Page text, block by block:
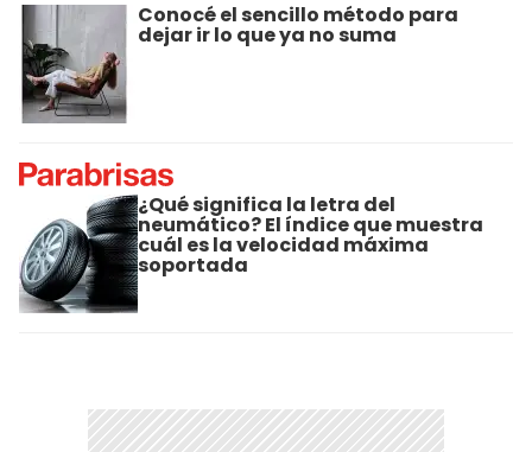
Conocé el sencillo método para
dejar ir lo que ya no suma
¿Qué significa la letra del
neumático? El índice que muestra
cuál es la velocidad máxima
soportada